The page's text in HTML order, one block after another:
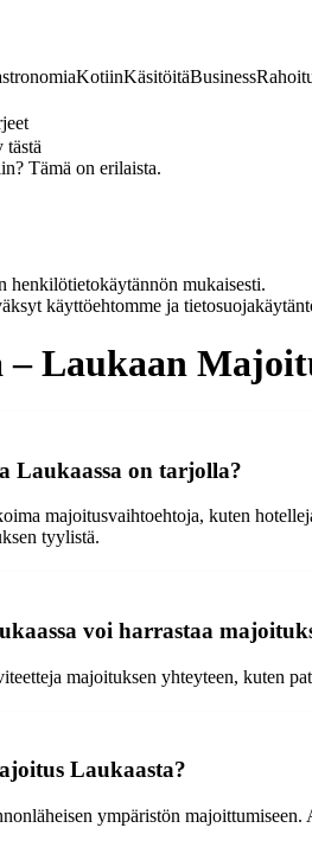
KotiinKäsitöitäBusiness
tästä
Tämä on erilaista.
henkilötietokäytännön mukaisesti.
käyttöehtomme ja
Laukaan
Laukaassa on tarjolla?
majoitusvaihtoehtoja, kuten
tyylistä.
voi harrastaa
majoituksen yhteyteen, kuten
Laukaasta?
ympäristön